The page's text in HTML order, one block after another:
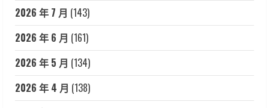
2026 年 7 月 (143)
2026 年 6 月 (161)
2026 年 5 月 (134)
2026 年 4 月 (138)